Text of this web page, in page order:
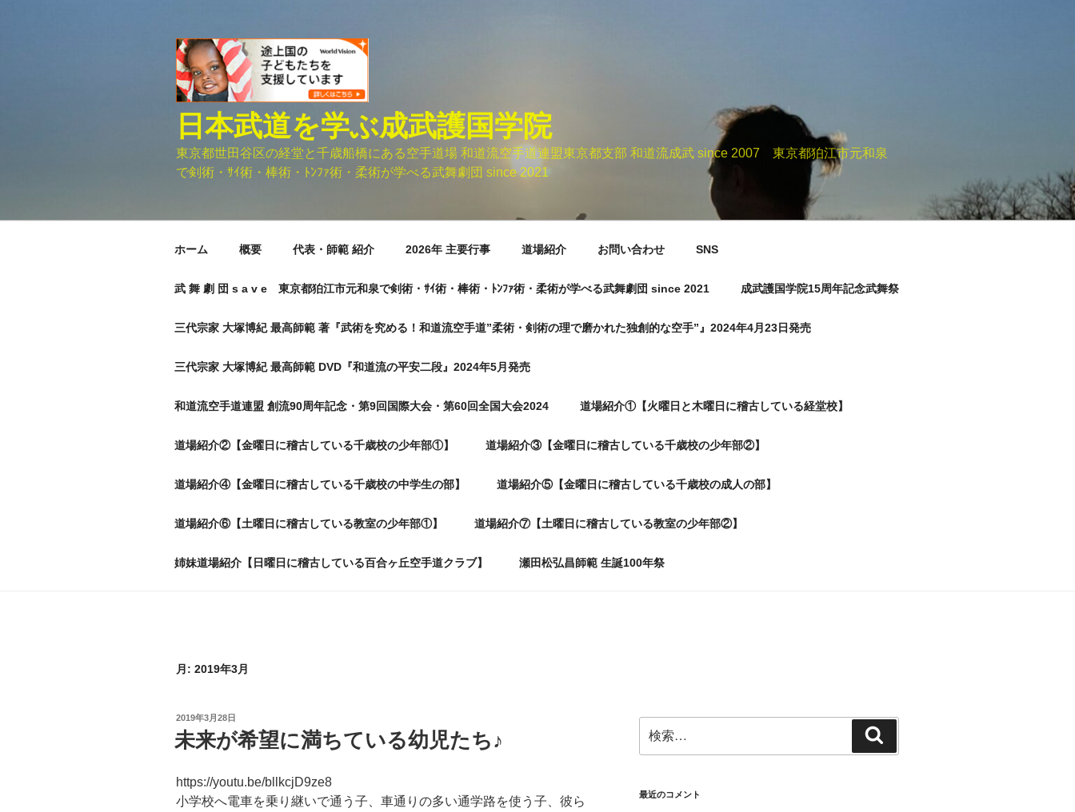
日本武道を学ぶ成武護国学院
東京都世田谷区の経堂と千歳船橋にある空手道場 和道流空手道連盟東京都支部 和道流成武 since 2007 東京都狛江市元和泉
で剣術・ｻｲ術・棒術・ﾄﾝﾌｧ術・柔術が学べる武舞劇団 since 2021
ホーム 概要 代表・師範 紹介 2026年 主要行事 道場紹介 お問い合わせ SNS
武 舞 劇 団 s a v e 東京都狛江市元和泉で剣術・ｻｲ術・棒術・ﾄﾝﾌｧ術・柔術が学べる武舞劇団 since 2021 成武護国学院15周年記念武舞祭
三代宗家 大塚博紀 最高師範 著『武術を究める！和道流空手道”柔術・剣術の理で磨かれた独創的な空手”』2024年4月23日発売
三代宗家 大塚博紀 最高師範 DVD『和道流の平安二段』2024年5月発売
和道流空手道連盟 創流90周年記念・第9回国際大会・第60回全国大会2024 道場紹介①【火曜日と木曜日に稽古している経堂校】
道場紹介②【金曜日に稽古している千歳校の少年部①】 道場紹介③【金曜日に稽古している千歳校の少年部②】
道場紹介④【金曜日に稽古している千歳校の中学生の部】 道場紹介⑤【金曜日に稽古している千歳校の成人の部】
道場紹介⑥【土曜日に稽古している教室の少年部①】 道場紹介⑦【土曜日に稽古している教室の少年部②】
姉妹道場紹介【日曜日に稽古している百合ヶ丘空手道クラブ】 瀬田松弘昌師範 生誕100年祭
月: 2019年3月
投
日:
2019年3月28日
未来が希望に満ちている幼児たち♪
https://youtu.be/bllkcjD9ze8
小学校へ電車を乗り継いで通う子、車通りの多い通学路を使う子、彼ら
索:
索
最近のコメント